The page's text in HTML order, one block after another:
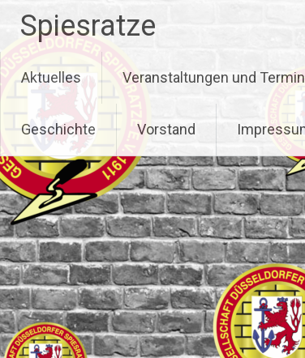
Inhalt
springen
Spiesratze
Aktuelles Veranstaltungen und
Geschichte Vorstand